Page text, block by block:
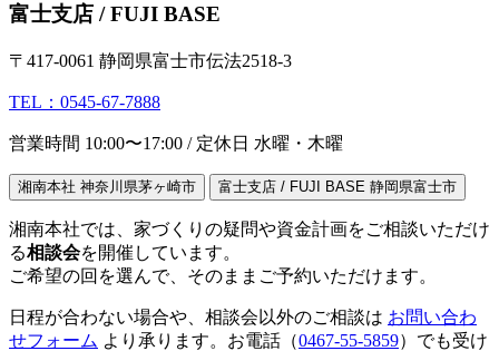
富士支店 / FUJI BASE
〒417-0061 静岡県富士市伝法2518-3
TEL：0545-67-7888
営業時間 10:00〜17:00 / 定休日 水曜・木曜
湘南本社 神奈川県茅ヶ崎市 富士支店 / FUJI BASE 静岡県富士市
湘南本社では、家づくりの疑問や資金計画をご相談いただけ
る相談会を開催しています。
ご希望の回を選んで、そのままご予約いただけます。
日程が合わない場合や、相談会以外のご相談は お問い合わ
せフォーム より承ります。お電話（0467-55-5859）でも受け